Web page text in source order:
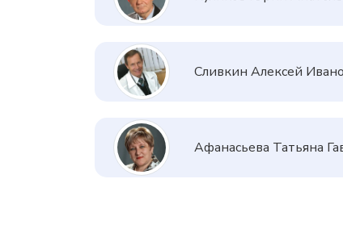
Сливкин Алексей
Афанасьева Татьяна